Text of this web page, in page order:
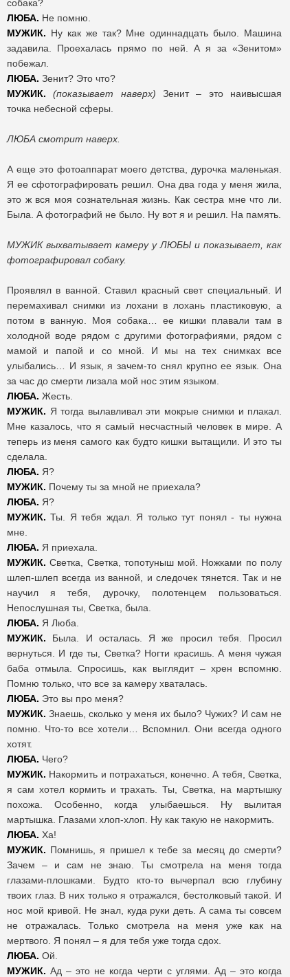
собака?
ЛЮБА. Не помню.
МУЖИК. Ну как же так? Мне одиннадцать было. Машина
задавила. Проехалась прямо по ней. А я за «Зенитом»
побежал.
ЛЮБА. Зенит? Это что?
МУЖИК.
(показывает наверх) Зенит – это наивысшая
точка небесной сферы.
ЛЮБА смотрит наверх.
А еще это фотоаппарат моего детства, дурочка маленькая.
Я ее сфотографировать решил. Она два года у меня жила,
это ж вся моя сознательная жизнь. Как сестра мне что ли.
Была. А фотографий не было. Ну вот я и решил. На память.
МУЖИК выхватывает камеру у ЛЮБЫ и показывает, как
фотографировал собаку.
Проявлял в ванной. Ставил красный свет специальный. И
перемахивал снимки из лохани в лохань пластиковую, а
потом в ванную. Моя собака… ее кишки плавали там в
холодной воде рядом с другими фотографиями, рядом с
мамой и папой и со мной. И мы на тех снимках все
улыбались… И язык, я зачем-то снял крупно ее язык. Она
за час до смерти лизала мой нос этим языком.
ЛЮБА. Жесть.
МУЖИК. Я тогда вылавливал эти мокрые снимки и плакал.
Мне казалось, что я самый несчастный человек в мире. А
теперь из меня самого как будто кишки вытащили. И это ты
сделала.
ЛЮБА. Я?
МУЖИК. Почему ты за мной не приехала?
ЛЮБА. Я?
МУЖИК. Ты. Я тебя ждал. Я только тут понял - ты нужна
мне.
ЛЮБА. Я приехала.
МУЖИК. Светка, Светка, топотуныш мой. Ножками по полу
шлеп-шлеп всегда из ванной, и следочек тянется. Так и не
научил я тебя, дурочку, полотенцем пользоваться.
Непослушная ты, Светка, была.
ЛЮБА. Я Люба.
МУЖИК. Была. И осталась. Я же просил тебя. Просил
вернуться. И где ты, Светка? Ногти красишь. А меня чужая
баба отмыла. Спросишь, как выглядит – хрен вспомню.
Помню только, что все за камеру хваталась.
ЛЮБА. Это вы про меня?
МУЖИК. Знаешь, сколько у меня их было? Чужих? И сам не
помню. Что-то все хотели… Вспомнил. Они всегда одного
хотят.
ЛЮБА. Чего?
МУЖИК. Накормить и потрахаться, конечно. А тебя, Светка,
я сам хотел кормить и трахать. Ты, Светка, на мартышку
похожа. Особенно, когда улыбаешься. Ну вылитая
мартышка. Глазами хлоп-хлоп. Ну как такую не накормить.
ЛЮБА. Ха!
МУЖИК. Помнишь, я пришел к тебе за месяц до смерти?
Зачем – и сам не знаю. Ты смотрела на меня тогда
глазами-плошками. Будто кто-то вычерпал всю глубину
твоих глаз. В них только я отражался, бестолковый такой. И
нос мой кривой. Не знал, куда руки деть. А сама ты совсем
не отражалась. Только смотрела на меня уже как на
мертвого. Я понял – я для тебя уже тогда сдох.
ЛЮБА. Ой.
МУЖИК. Ад – это не когда черти с углями. Ад – это когда